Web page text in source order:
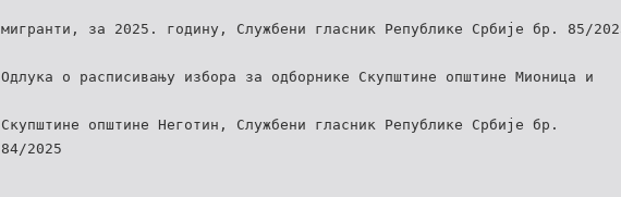
мигранти, за 2025. годину, Службени гласник Републике Србије бр. 85/
Одлука о расписивању избора за одборнике Скупштине општине Мионица и
Скупштине општине Неготин, Службени гласник Републике Србије бр.
84/2025